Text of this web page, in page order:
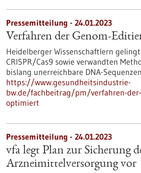
Pressemitteilung - 24.01.2023
Verfahren der Genom-
Heidelberger Wissenschaftlern
CRISPR/Cas9 sowie verwandten
bislang unerreichbare DNA-
https://www.gesundheitsindustrie-
bw.de/fachbeitrag/pm/verfahren-
optimiert
Pressemitteilung - 24.01.2023
vfa legt Plan zur Sicherung
Arzneimittelversorgung vor